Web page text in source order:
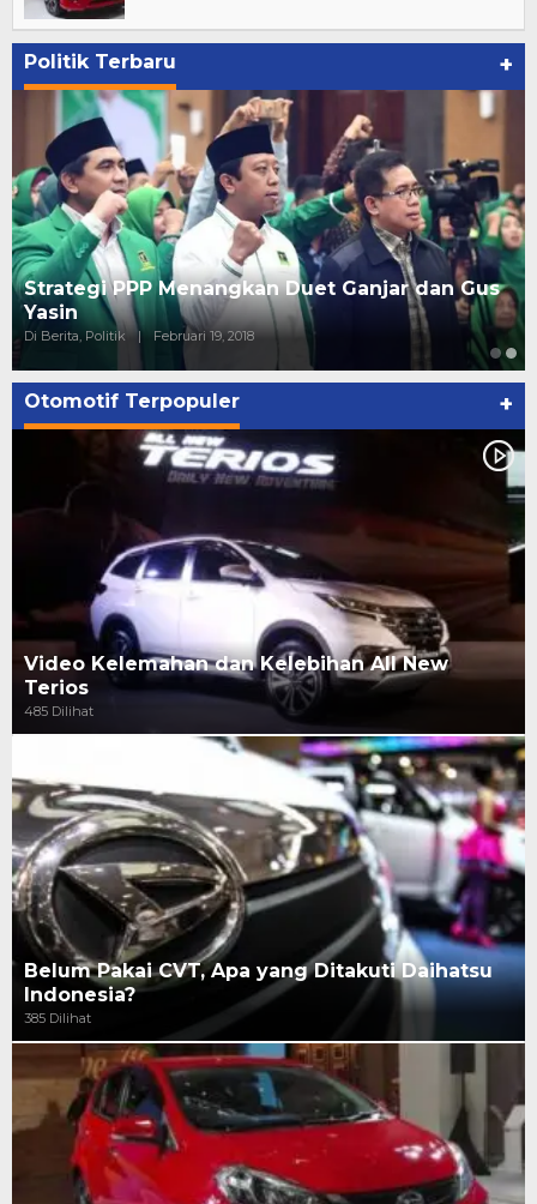
Politik Terbaru +
Strategi PPP Menangkan Duet Ganjar dan Gus
Yasin
Di Berita, Politik | Februari 19, 2018
Otomotif Terpopuler +
Video Kelemahan dan Kelebihan All New
Terios
485 Dilihat
Belum Pakai CVT, Apa yang Ditakuti Daihatsu
Indonesia?
385 Dilihat